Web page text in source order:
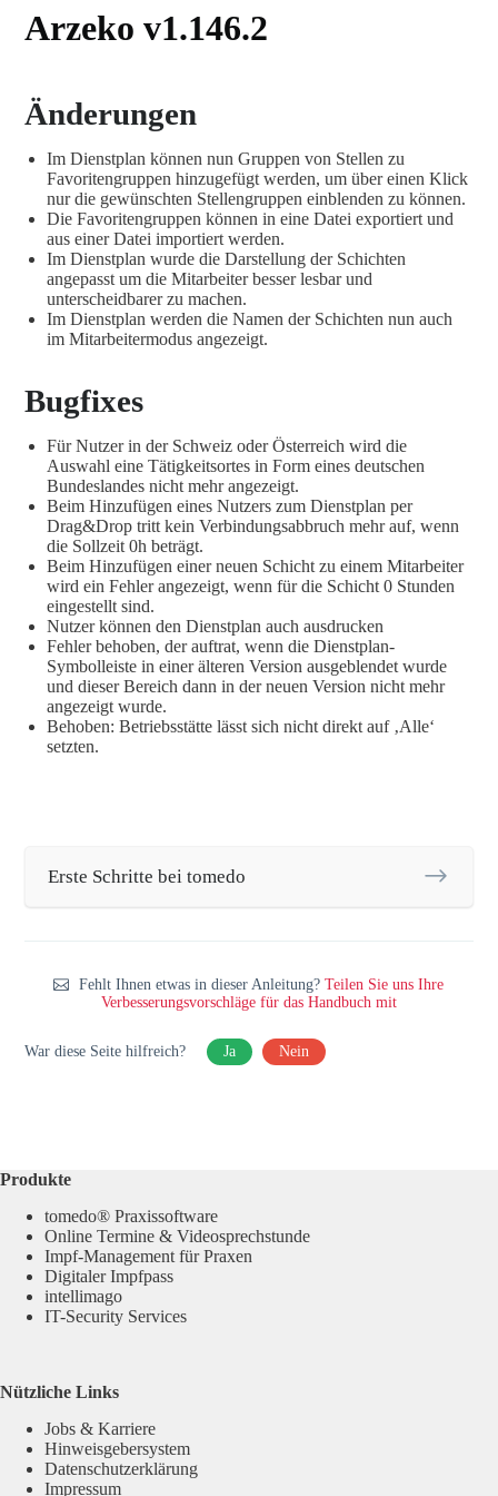
Arzeko v1.146.2
Änderungen
Im Dienstplan können nun Gruppen von Stellen zu
Favoritengruppen hinzugefügt werden, um über einen Klick
nur die gewünschten Stellengruppen einblenden zu können.
Die Favoritengruppen können in eine Datei exportiert und
aus einer Datei importiert werden.
Im Dienstplan wurde die Darstellung der Schichten
angepasst um die Mitarbeiter besser lesbar und
unterscheidbarer zu machen.
Im Dienstplan werden die Namen der Schichten nun auch
im Mitarbeitermodus angezeigt.
Bugfixes
Für Nutzer in der Schweiz oder Österreich wird die
Auswahl eine Tätigkeitsortes in Form eines deutschen
Bundeslandes nicht mehr angezeigt.
Beim Hinzufügen eines Nutzers zum Dienstplan per
Drag&Drop tritt kein Verbindungsabbruch mehr auf, wenn
die Sollzeit 0h beträgt.
Beim Hinzufügen einer neuen Schicht zu einem Mitarbeiter
wird ein Fehler angezeigt, wenn für die Schicht 0 Stunden
eingestellt sind.
Nutzer können den Dienstplan auch ausdrucken
Fehler behoben, der auftrat, wenn die Dienstplan-
Symbolleiste in einer älteren Version ausgeblendet wurde
und dieser Bereich dann in der neuen Version nicht mehr
angezeigt wurde.
Behoben: Betriebsstätte lässt sich nicht direkt auf ‚Alle‘
setzten.
Erste Schritte bei tomedo
Fehlt Ihnen etwas in dieser Anleitung?Teilen Sie uns Ihre
Verbesserungsvorschläge für das Handbuch mit
War diese Seite hilfreich? Ja Nein
Produkte
tomedo® Praxissoftware
Online Termine & Videosprechstunde
Impf-Management für Praxen
Digitaler Impfpass
intellimago
IT-Security Services
Nützliche Links
Jobs & Karriere
Hinweisgebersystem
Datenschutzerklärung
Impressum